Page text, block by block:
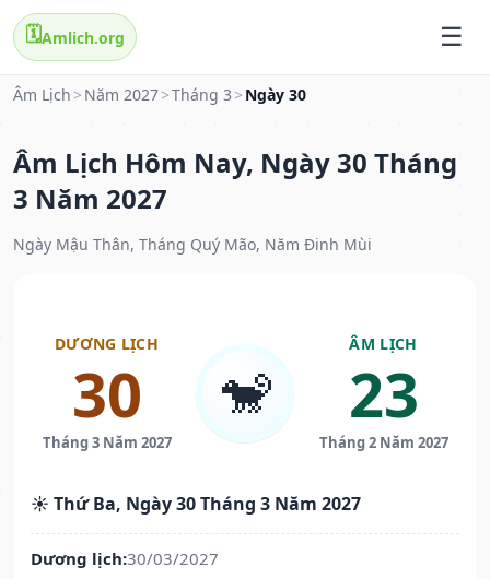
🗓️Amlich.org
Âm Lịch > Năm 2027>Tháng 3 > Ngày 30
Âm Lịch Hôm Nay, Ngày 30 Tháng
3 Năm 2027
Ngày Mậu Thân, Tháng Quý Mão, Năm Đinh Mùi
DƯƠNG LỊCH
30
Tháng 3 Năm 2027
🐒
ÂM LỊCH
23
Tháng 2 Năm 2027
☀️ Thứ Ba, Ngày 30 Tháng 3 Năm 2027
Dương lịch:30/03/2027